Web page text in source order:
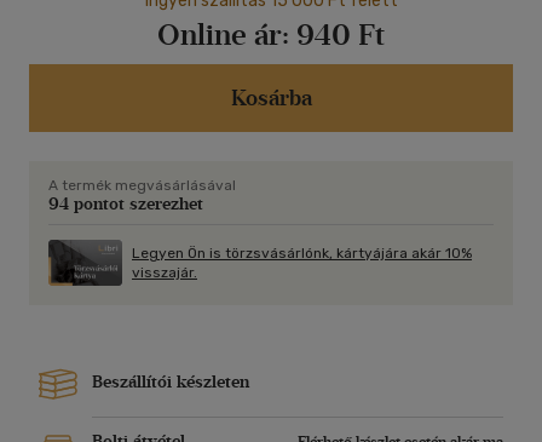
Online ár: 940 Ft
Kosárba
A termék megvásárlásával
94 pontot szerezhet
Legyen Ön is törzsvásárlónk, kártyájára akár 10%
visszajár.
Beszállítói készleten